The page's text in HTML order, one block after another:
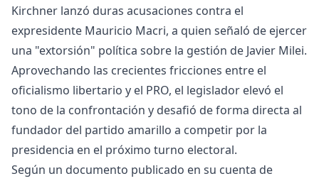
Kirchner lanzó duras acusaciones contra el
expresidente Mauricio Macri, a quien señaló de ejercer
una "extorsión" política sobre la gestión de Javier Milei.
Aprovechando las crecientes fricciones entre el
oficialismo libertario y el PRO, el legislador elevó el
tono de la confrontación y desafió de forma directa al
fundador del partido amarillo a competir por la
presidencia en el próximo turno electoral.
Según un documento publicado en su cuenta de